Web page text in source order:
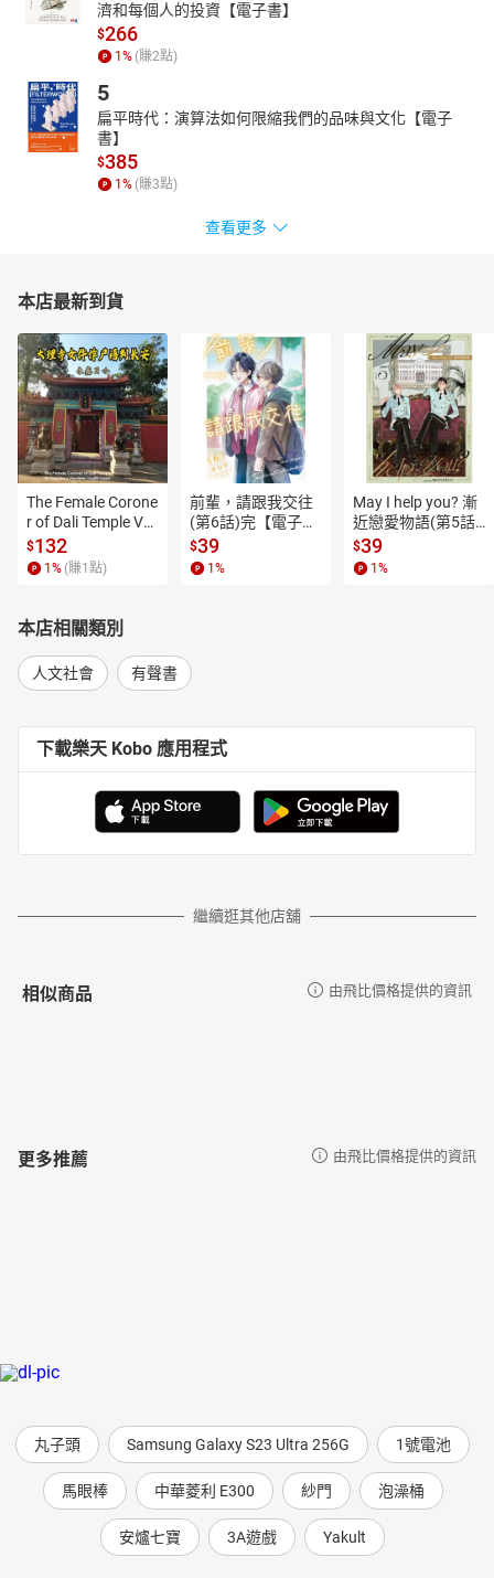
濟和每個人的投資【電子書】
$266
1 % (賺2點)
5
扁平時代：演算法如何限縮我們的品味與文化【電子
書】
$385
1 % (賺3點)
查看更多
本店最新到貨
The Female Corone
r of Dali Temple Vo
l.6【有聲書】
$132
1 % (賺1 點)
前輩，請跟我交往
(第6話)完【電子
書】
$39
1 %
May I help you? 漸
近戀愛物語(第5話)
【電子書】
$39
1 %
本店相關類別
人文社會 有聲書
下載樂天 Kobo 應用程式
繼續逛其他店舖
相似商品 由飛比價格提供的資訊
更多推薦 由飛比價格提供的資訊
丸子頭 Samsung Galaxy S23 Ultra 256G 1號電池
馬眼棒 中華菱利 E300 紗門 泡澡桶
安爐七寶 3A遊戲 Yakult